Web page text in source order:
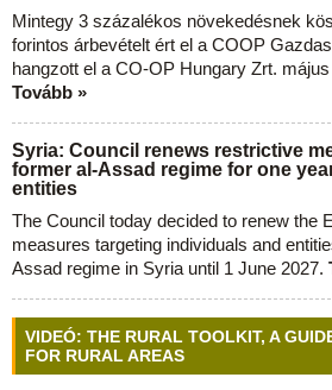
Mintegy 3 százalékos növekedésnek
forintos árbevételt ért el a COOP
hangzott el a CO-OP Hungary Zrt.
Tovább »
Syria: Council renews restrictive
former al-Assad regime for one
entities
The Council today decided to renew the
measures targeting individuals and
Assad regime in Syria until 1 June 2027.
VIDEÓ: THE RURAL TOOLKIT, A
FOR RURAL AREAS